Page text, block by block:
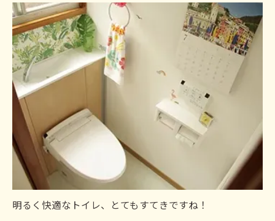
明るく快適なトイレ、とてもすてきですね！